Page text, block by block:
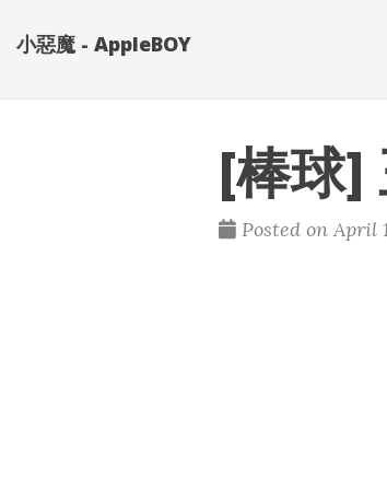
小惡魔 - AppleBOY
[棒球]
Posted on April